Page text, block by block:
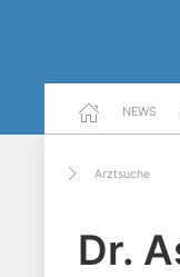
NEWS
Arztsuche
Dr.